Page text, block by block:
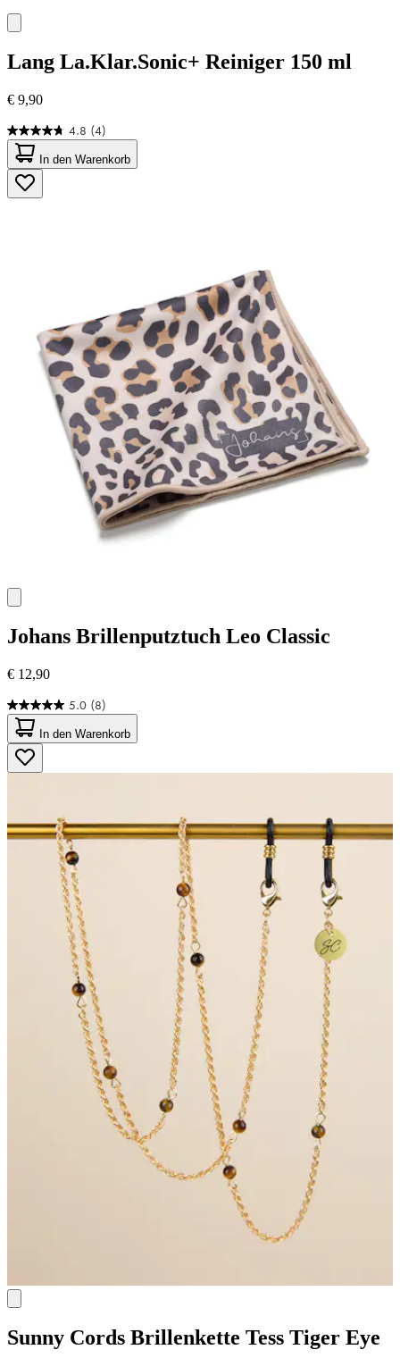
Lang La.Klar.Sonic+ Reiniger 150 ml
€ 9,90
4.8 (4)
4.8
von
5
Sternen.
4
In den Warenkorb
Johans Brillenputztuch Leo Classic
€ 12,90
5.0 (8)
5.0
von
5
Sternen.
8
In den Warenkorb
Sunny Cords Brillenkette Tess Tiger Eye